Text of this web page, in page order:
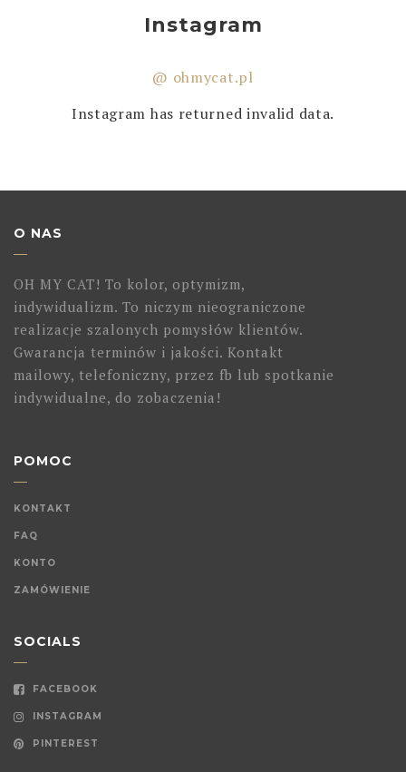
Instagram
@ ohmycat.pl
Instagram has returned invalid data.
O NAS
OH MY CAT! To kolor, optymizm,
indywidualizm. To niczym nieograniczone
realizacje szalonych pomysłów klientów.
Gwarancja terminów i jakości. Kontakt
mailowy, telefoniczny, przez fb lub spotkanie
indywidualne, do zobaczenia!
POMOC
KONTAKT
FAQ
KONTO
ZAMÓWIENIE
SOCIALS
FACEBOOK
INSTAGRAM
PINTEREST